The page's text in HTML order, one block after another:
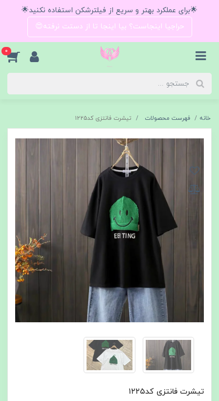
🌟برای عملکرد بهتر و سریع از فیلترشکن استفاده نکنید🌟
حراجیا اینجاست؟ بیا اینجا تا از دستت نرفته😍
0
خانه فهرست محصولات تیشرت فانتزی کد۱۲۲۵
تیشرت فانتزی کد۱۲۲۵